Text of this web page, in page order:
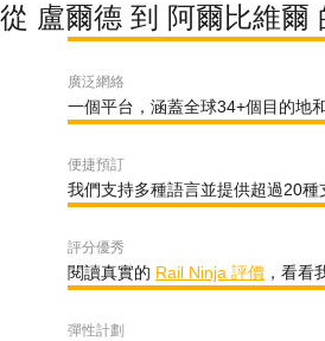
從 盧爾德 到 阿爾比維爾
廣泛網絡
一個平台，涵蓋全球34+個目的地
便捷預訂
我們支持多種語言並提供超過20種
評分優秀
閱讀真實的 Rail Ninja 評價 ，看看
彈性計劃